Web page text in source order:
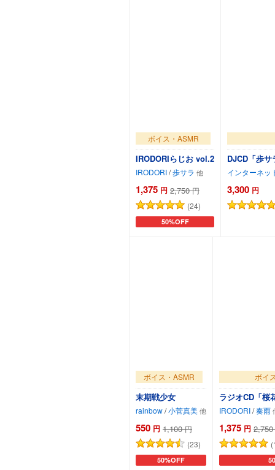
ボイス・ASMR
IRODORIらじお vol.2
IRODORI/歩サラ
1,375 円 2,750 円
(24)
50%OFF
カートに追加
DJCD「歩
インターネッ
3,300 円
ボイス・ASMR
末期戦少女
rainbow/小菅真美
550 円 1,100 円
(23)
50%OFF
カートに追加
ボイ
ラジオCD「桜
IRODORI/奏雨
1,375 円 2,750
カ